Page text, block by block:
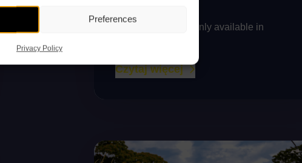
Preferences
Privacy Policy
Sorry, this entry is only available in
Czytaj więcej